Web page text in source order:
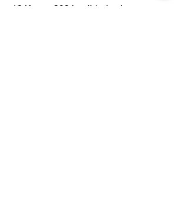
18 Kasım 2024 tarihinde
change.org